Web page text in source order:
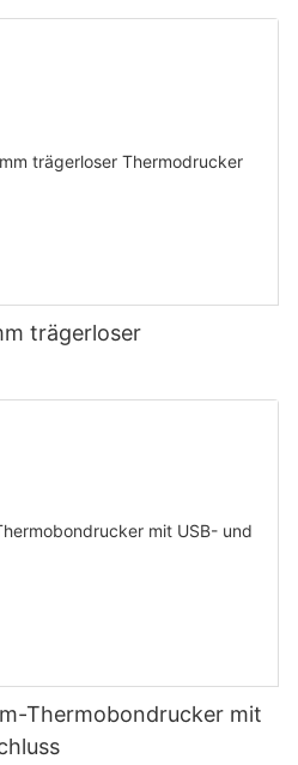
Bluetooth (optional),
trägerloser
Thermobondrucker mit